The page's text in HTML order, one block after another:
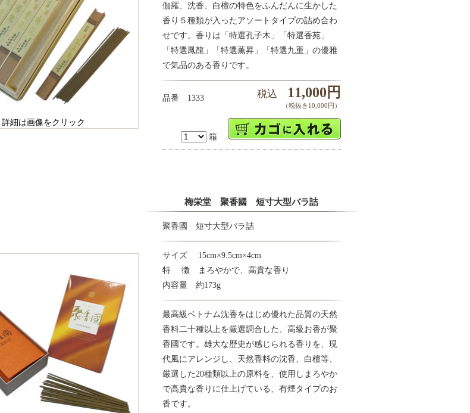
詳細は画像をクリック
伽羅、沈香、白檀の特色をふんだんに生かした
香り５種類が入ったアソートタイプの詰め合わ
せです。香りは「特選孔子木」「特選香苑」
「特選鳳龍」「特選薫昇」「特選九重」の優雅
で気品のある香りです。
品番 1333 税込 11,000円
（税抜き10,000円）
箱
梅栄堂 聚香國 短寸大型バラ詰
聚香國 短寸大型バラ詰
サイズ 15cm×9.5cm×4cm
特 徴 まろやかで、高貴な香り
内容量 約173g
最高級ベトナム沈香をはじめ優れた品質の天然
香料二十種以上を厳選調合した、高級お香が聚
香國です。雄大な歴史が感じられる香りを、現
代風にアレンジし、天然香料の沈香、白檀等、
厳選した20種類以上の原料を、使用しまろやか
で高貴な香りに仕上げている、有煙タイプのお
香です。